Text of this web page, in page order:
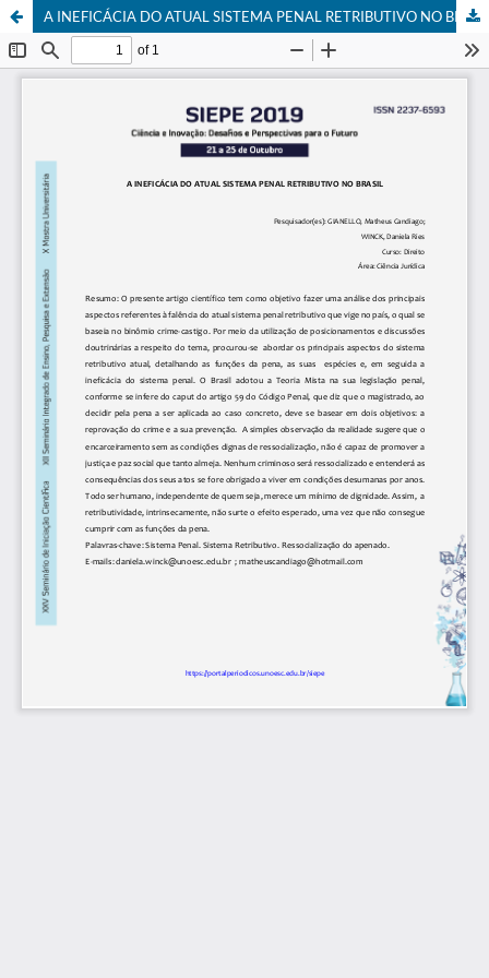
A INEFICÁCIA DO ATUAL SISTEMA PENAL RETRIBUTIVO NO BRASIL